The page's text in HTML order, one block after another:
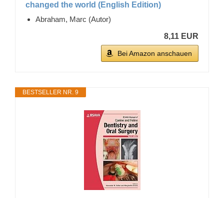
changed the world (English Edition)
Abraham, Marc (Autor)
8,11 EUR
Bei Amazon anschauen
BESTSELLER NR. 9